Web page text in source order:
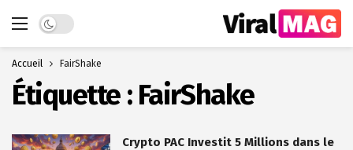
Dark mode
Accueil FairShake
Étiquette : FairShake
Crypto PAC Investit 5 Millions dans le